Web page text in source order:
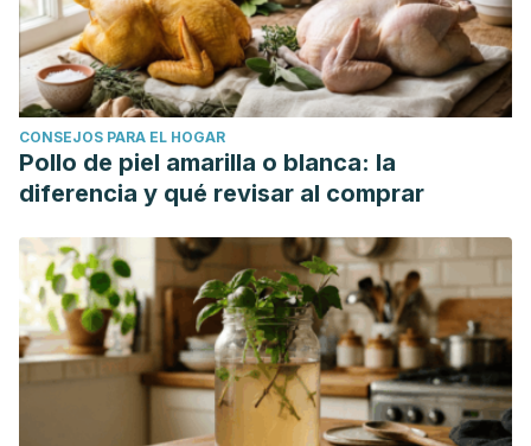
CONSEJOS PARA EL HOGAR
Pollo de piel amarilla o blanca: la
diferencia y qué revisar al comprar